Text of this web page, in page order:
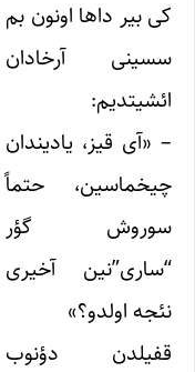
کی بیر داها اونون بم
سسینی آرخادان
ائشیتدیم:
– «آی قیز، یادیندان
چیخماسین، حتماً
سوروش گؤر
“ساری”‌نین آخیری
نئجه اولدو؟»
قفیلدن دؤنوب